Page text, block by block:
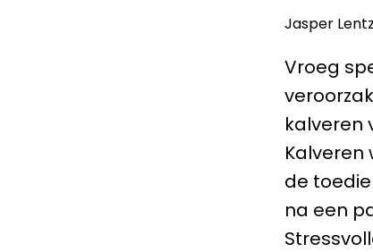
Jasper Lentz
Vroeg
kalveren
Kalveren
de
na een